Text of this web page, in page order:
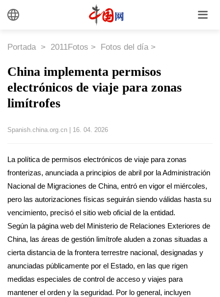
Portada > 2011Fotos > Fotos del día >
China implementa permisos
electrónicos de viaje para zonas
limítrofes
Spanish.china.org.cn 16. 04. 2026
La política de permisos electrónicos de viaje para zonas
fronterizas, anunciada a principios de abril por la Administración
Nacional de Migraciones de China, entró en vigor el miércoles,
pero las autorizaciones físicas seguirán siendo válidas hasta su
vencimiento, precisó el sitio web oficial de la entidad.
Según la página web del Ministerio de Relaciones Exteriores de
China, las áreas de gestión limítrofe aluden a zonas situadas a
cierta distancia de la frontera terrestre nacional, designadas y
anunciadas públicamente por el Estado, en las que rigen
medidas especiales de control de acceso y viajes para
mantener el orden y la seguridad. Por lo general, incluyen